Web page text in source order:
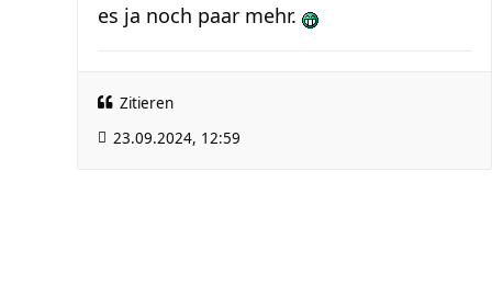
es ja noch paar mehr.
Zitieren
23.09.2024, 12:59